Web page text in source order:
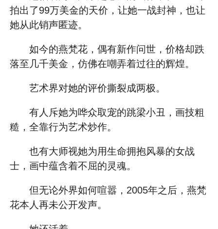
拍出了99万美金的天价，让她一战封神，也让
她从此销声匿迹。
如今的燕梵花，偶有新作问世，价格却跌
落至几千美金，仿佛在嘲弄着过往的辉煌。
艺术界对她的评价撕裂成两极。
有人斥她为哗众取宠的跳梁小丑，画技粗
糙，全靠行为艺术炒作。
也有大师视她为用生命拥抱风暴的女战
士，画中蕴含着不屈的灵魂。
但无论外界如何喧嚣，2005年之后，燕梵
花本人再未公开发声。